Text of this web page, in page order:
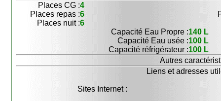
Places CG :4
Places repas :6
Places nuit :6
Capacité Eau Propre :140 L
Capacité Eau usée :100 L
Capacité réfrigérateur :100 L
Autres
Liens et adresses
Sites Internet :